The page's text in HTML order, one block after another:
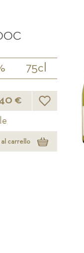
75cl
€ Lista desideri
carrello